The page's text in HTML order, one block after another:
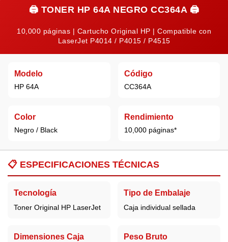
🖨️ TONER HP 64A NEGRO CC364A🖨️
10,000 páginas | Cartucho Original HP | Compatible con
LaserJet P4014 / P4015 / P4515
Modelo
HP 64A
Código
CC364A
Color
Negro / Black
Rendimiento
10,000 páginas*
📋 ESPECIFICACIONES TÉCNICAS
Tecnología
Toner Original HP LaserJet
Tipo de Embalaje
Caja individual sellada
Dimensiones Caja Peso Bruto